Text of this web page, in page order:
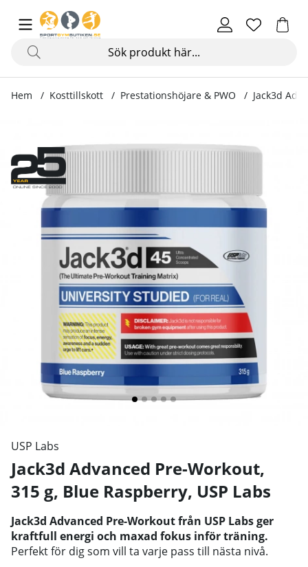
Hem Kosttillskott Prestationshöjare & PWO Jack3d
USP Labs
Jack3d Advanced Pre-Workout,
315 g, Blue Raspberry, USP Labs
Jack3d Advanced Pre-Workout från USP Labs ger
kraftfull energi och maxad fokus inför träning.
Perfekt för dig som vill ta varje pass till nästa nivå.